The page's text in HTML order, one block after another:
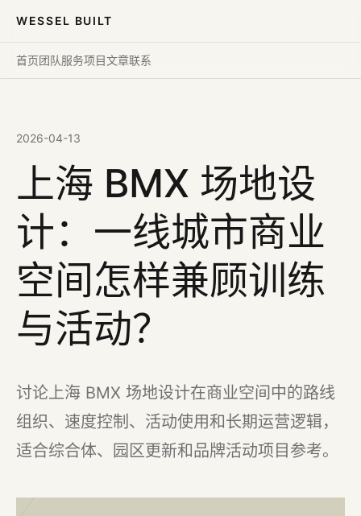
WESSEL BUILT
首页团队服务项目文章联系
2026-04-13
上海 BMX 场地设
计：一线城市商业
空间怎样兼顾训练
与活动？
讨论上海 BMX 场地设计在商业空间中的路线
组织、速度控制、活动使用和长期运营逻辑，
适合综合体、园区更新和品牌活动项目参考。